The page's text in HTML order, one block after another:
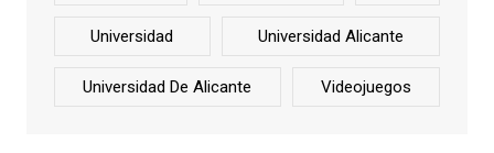
Universidad Universidad Alicante
Universidad De Alicante Videojuegos